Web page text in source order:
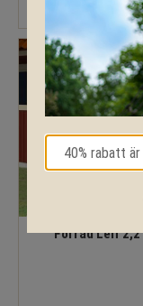
Förråd Leif 2,2